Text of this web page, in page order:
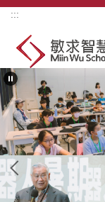
跳
內
容
區
:::